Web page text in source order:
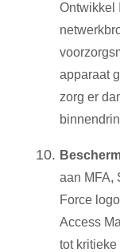
Ontwikkel
apparaat
zorg er
aan MFA,
Force
Access
tot